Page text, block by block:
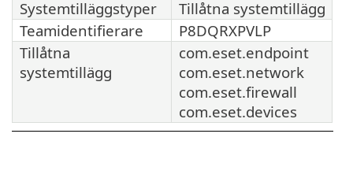
Systemtilläggstyper
Tillåtna systemtillägg
Teamidentifierare
P8DQRXPVLP
Tillåtna
systemtillägg
com.eset.endpoint
com.eset.network
com.eset.firewall
com.eset.devices